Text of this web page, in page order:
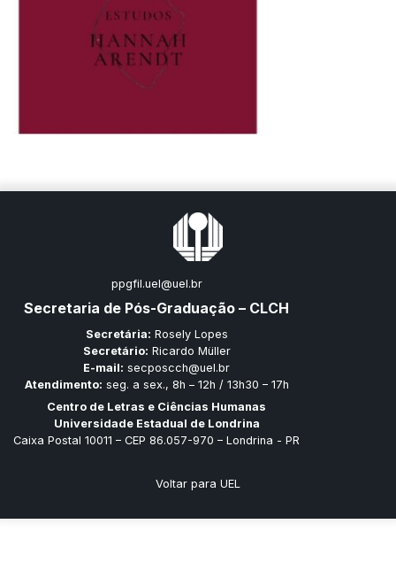
ppgfil.uel@uel.br
Secretaria de Pós-Graduação – CLCH
Secretária: Rosely Lopes
Secretário: Ricardo Müller
E-mail: secposcch@uel.br
Atendimento: seg. a sex., 8h – 12h / 13h30 – 17h
Centro de Letras e Ciências Humanas
Universidade Estadual de Londrina
Caixa Postal 10011 – CEP 86.057-970 – Londrina - PR
Voltar para UEL